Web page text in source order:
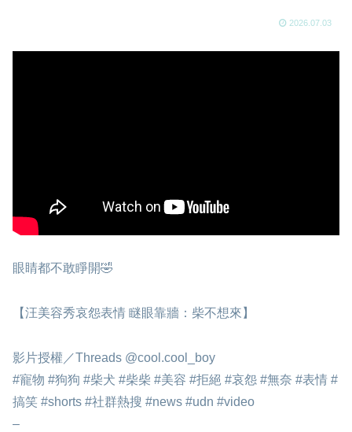
2026.07.03
眼睛都不敢睜開🤣
【汪美容秀哀怨表情 瞇眼靠牆：柴不想來】
影片授權／Threads @cool.cool_boy
#寵物 #狗狗 #柴犬 #柴柴 #美容 #拒絕 #哀怨 #無奈 #表情 #
搞笑 #shorts #社群熱搜 #news #udn #video
–